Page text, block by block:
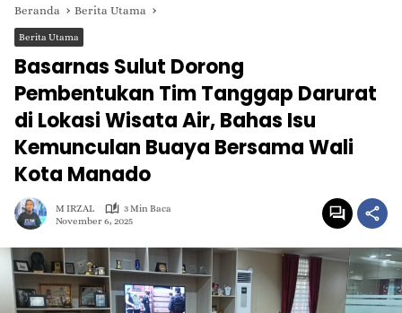
Beranda Berita Utama
Berita Utama
Basarnas Sulut Dorong
Pembentukan Tim Tanggap Darurat
di Lokasi Wisata Air, Bahas Isu
Kemunculan Buaya Bersama Wali
Kota Manado
M IRZAL
3 Min Baca
November 6, 2025